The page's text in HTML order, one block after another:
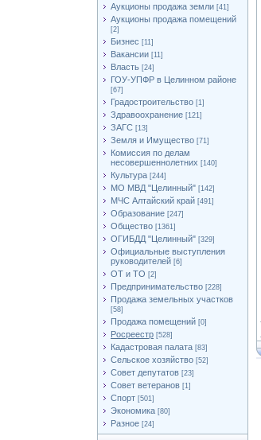
Аукционы продажа земли [41]
Аукционы продажа помещений
[2]
Бизнес [11]
Вакансии [11]
Власть [24]
ГОУ-УПФР в Целинном районе
[67]
Градостроительство [1]
Здравоохранение [121]
ЗАГС [13]
Земля и Имущество [71]
Комиссия по делам
несовершеннолетних [140]
Культура [244]
МО МВД "Целинный" [142]
МЧС Алтайский край [491]
Образование [247]
Общество [1361]
ОГИБДД "Целинный" [329]
Официальные выступления
руководителей [6]
ОТ и ТО [2]
Предпринимательство [228]
Продажа земельных участков
[58]
Продажа помещений [0]
Росреестр [528]
Кадастровая палата [83]
Сельское хозяйство [52]
Совет депутатов [23]
Совет ветеранов [1]
Спорт [501]
Экономика [80]
Разное [24]